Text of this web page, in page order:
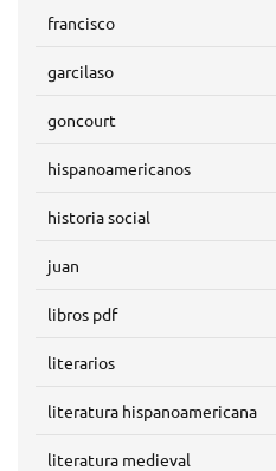
francisco
garcilaso
goncourt
hispanoamericanos
historia social
juan
libros pdf
literarios
literatura hispanoamericana
literatura medieval